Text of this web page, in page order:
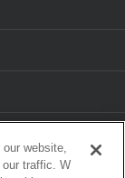
website,
traffic. W